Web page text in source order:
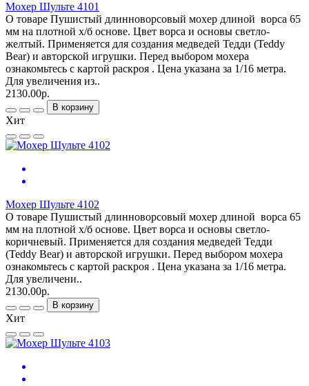
Мохер Шульте 4101
О товаре Пушистый длинноворсовый мохер длиной ворса 65
мм на плотной х/б основе. Цвет ворса и основы светло-
желтый. Применяется для создания медведей Тедди (Teddy
Bear) и авторской игрушки. Перед выбором мохера
ознакомьтесь с картой раскроя . Цена указана за 1/16 метра.
Для увеличения из..
2130.00р.
В корзину
Хит
Мохер Шульте 4102
О товаре Пушистый длинноворсовый мохер длиной ворса 65
мм на плотной х/б основе. Цвет ворса и основы светло-
коричневый. Применяется для создания медведей Тедди
(Teddy Bear) и авторской игрушки. Перед выбором мохера
ознакомьтесь с картой раскроя . Цена указана за 1/16 метра.
Для увеличени..
2130.00р.
В корзину
Хит